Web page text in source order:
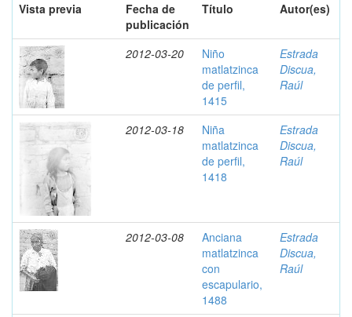
Vista previa
Fecha de
publicación
Título Autor(es)
2012-03-20
Niño
matlatzinca
de perfil,
1415
Estrada
Discua,
Raúl
2012-03-18
Niña
matlatzinca
de perfil,
1418
Estrada
Discua,
Raúl
2012-03-08
Anciana
matlatzinca
con
escapulario,
1488
Estrada
Discua,
Raúl